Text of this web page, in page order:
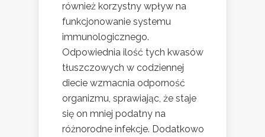
również korzystny wpływ na
funkcjonowanie systemu
immunologicznego.
Odpowiednia ilość tych kwasów
tłuszczowych w codziennej
diecie wzmacnia odporność
organizmu, sprawiając, że staje
się on mniej podatny na
różnorodne infekcje. Dodatkowo